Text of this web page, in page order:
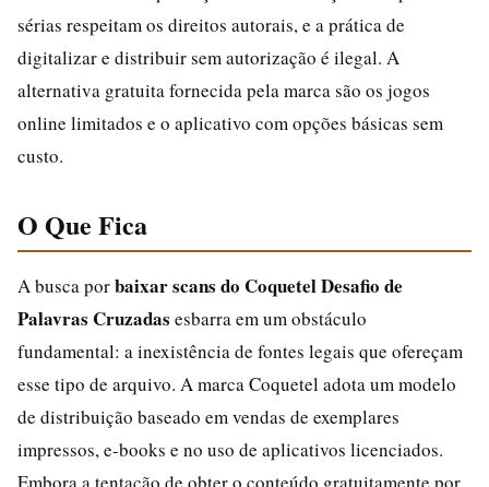
sérias respeitam os direitos autorais, e a prática de
digitalizar e distribuir sem autorização é ilegal. A
alternativa gratuita fornecida pela marca são os jogos
online limitados e o aplicativo com opções básicas sem
custo.
O Que Fica
A busca porbaixar scans do Coquetel Desafio de
Palavras Cruzadas esbarra em um obstáculo
fundamental: a inexistência de fontes legais que ofereçam
esse tipo de arquivo. A marca Coquetel adota um modelo
de distribuição baseado em vendas de exemplares
impressos, e-books e no uso de aplicativos licenciados.
Embora a tentação de obter o conteúdo gratuitamente por